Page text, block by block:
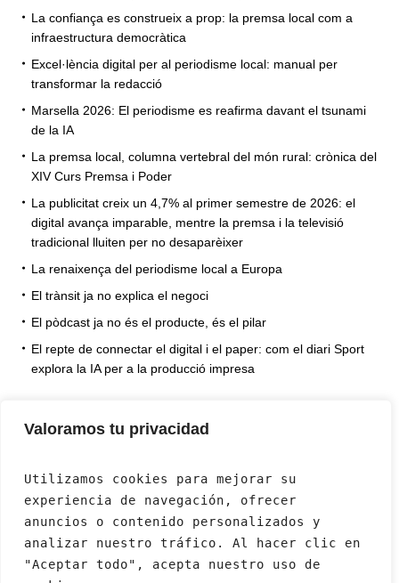
Valoramos tu privacidad
Utilizamos cookies para mejorar su
experiencia de navegación, ofrecer
anuncios o contenido personalizados y
analizar nuestro tráfico. Al hacer clic en
"Aceptar todo", acepta nuestro uso de
La confiança es construeix a prop: la premsa local com a
infraestructura democràtica
Excel·lència digital per al periodisme local: manual per
transformar la redacció
Marsella 2026: El periodisme es reafirma davant el tsunami
de la IA
La premsa local, columna vertebral del món rural: crònica del
XIV Curs Premsa i Poder
La publicitat creix un 4,7% al primer semestre de 2026: el
digital avança imparable, mentre la premsa i la televisió
tradicional lluiten per no desaparèixer
La renaixença del periodisme local a Europa
El trànsit ja no explica el negoci
El pòdcast ja no és el producte, és el pilar
El repte de connectar el digital i el paper: com el diari Sport
explora la IA per a la producció impresa